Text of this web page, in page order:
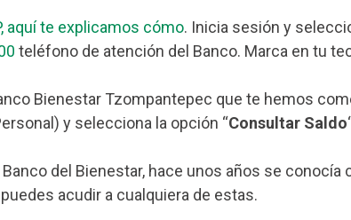
aquí te explicamos cómo. Inicia sesión y
teléfono de atención del Banco. Marca en tu
Bienestar Tzompantepec que te hemos
y selecciona la opción “Consultar Saldo
del Bienestar, hace unos años se
puedes acudir a cualquiera de estas.